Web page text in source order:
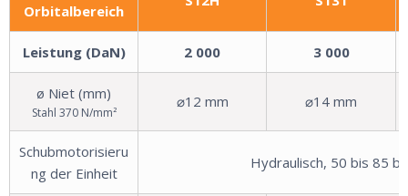
Orbitalbereich
Leistung (DaN) 2 000 3 000
ø Niet (mm)
Stahl 370 N/mm²
⌀12 mm ⌀14 mm
Schubmotorisieru
ng der Einheit
Hydraulisch, 50 bis 85